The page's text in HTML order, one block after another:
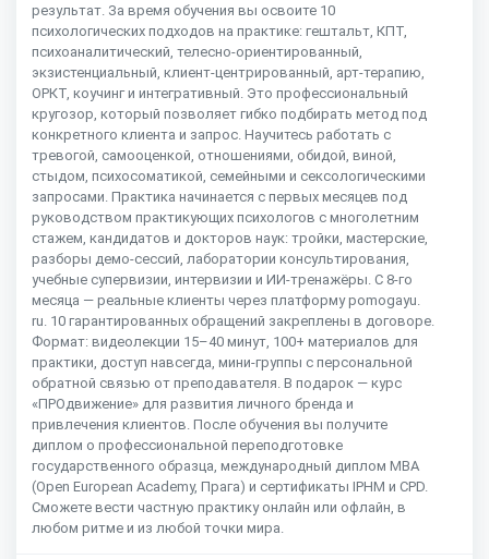
результат. За время обучения вы освоите 10
психологических подходов на практике: гештальт, КПТ,
психоаналитический, телесно-ориентированный,
экзистенциальный, клиент-центрированный, арт-терапию,
ОРКТ, коучинг и интегративный. Это профессиональный
кругозор, который позволяет гибко подбирать метод под
конкретного клиента и запрос. Научитесь работать с
тревогой, самооценкой, отношениями, обидой, виной,
стыдом, психосоматикой, семейными и сексологическими
запросами. Практика начинается с первых месяцев под
руководством практикующих психологов с многолетним
стажем, кандидатов и докторов наук: тройки, мастерские,
разборы демо-сессий, лаборатории консультирования,
учебные супервизии, интервизии и ИИ-тренажёры. С 8-го
месяца — реальные клиенты через платформу pomogayu.
ru. 10 гарантированных обращений закреплены в договоре.
Формат: видеолекции 15–40 минут, 100+ материалов для
практики, доступ навсегда, мини-группы с персональной
обратной связью от преподавателя. В подарок — курс
«ПРОдвижение» для развития личного бренда и
привлечения клиентов. После обучения вы получите
диплом о профессиональной переподготовке
государственного образца, международный диплом MBA
(Open European Academy, Прага) и сертификаты IPHM и CPD.
Сможете вести частную практику онлайн или офлайн, в
любом ритме и из любой точки мира.